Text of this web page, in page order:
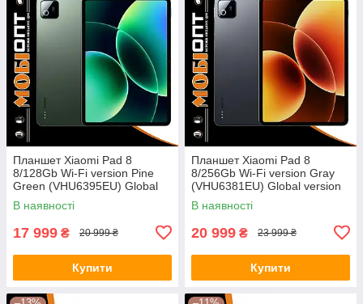
Планшет Xiaomi Pad 8
8/128Gb Wi-Fi version Pine
Green (VHU6395EU) Global
version
В наявності
17 999 ₴ 20 999 ₴
Купити
Планшет Xiaomi Pad 8
8/256Gb Wi-Fi version Gray
(VHU6381EU) Global version
В наявності
20 999 ₴ 23 999 ₴
Купити